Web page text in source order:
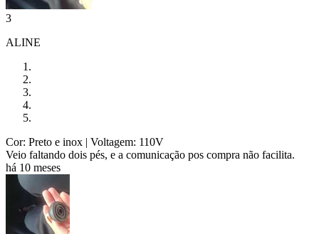
3
ALINE
Cor: Preto e inox | Voltagem: 110V
Veio faltando dois pés, e a comunicação pos compra não facilita.
há 10 meses